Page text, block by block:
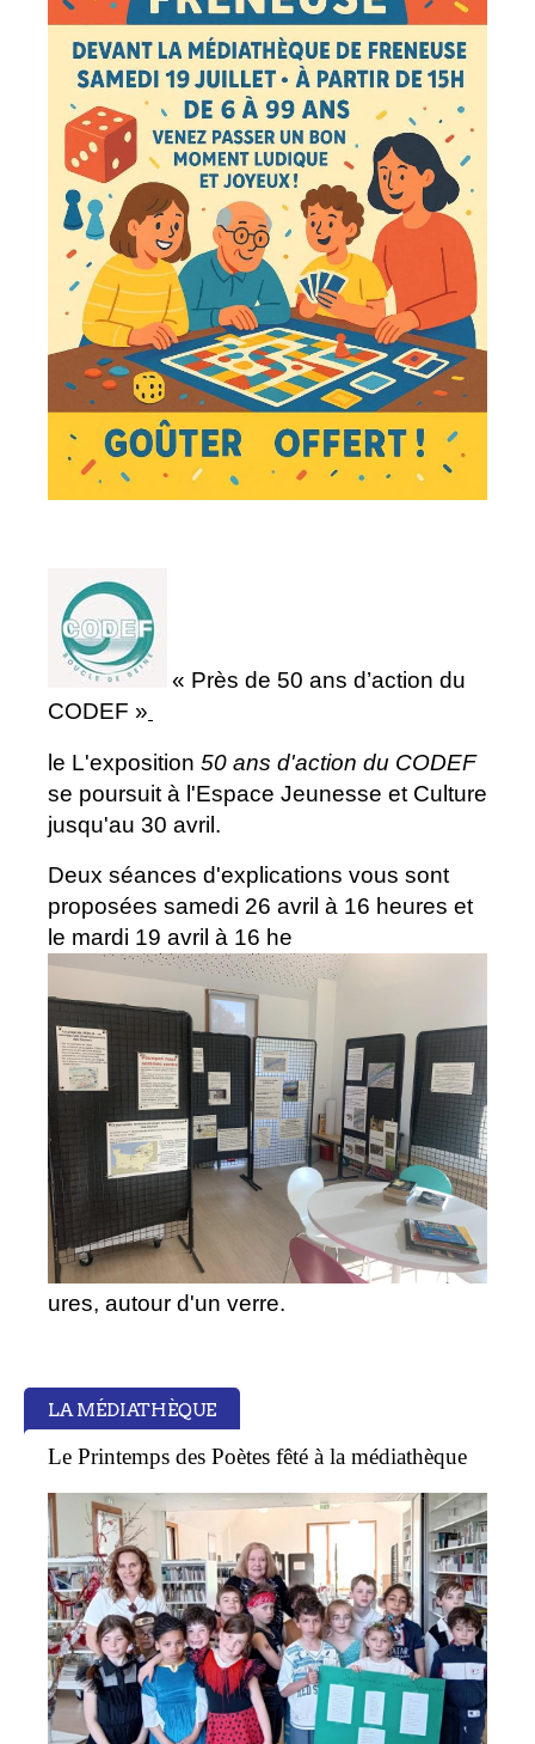
« Près de 50 ans d’action du
CODEF »
le L'exposition 50 ans d'action du CODEF
se poursuit à l'Espace Jeunesse et Culture
jusqu'au 30 avril.
Deux séances d'explications vous sont
proposées samedi 26 avril à 16 heures et
le mardi 19 avril à 16 he
ures, autour d'un verre.
LA MÉDIATHÈQUE
Le Printemps des Poètes fêté à la médiathèque